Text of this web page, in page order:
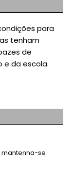
para
tenham
de
e da escola.
mantenha-se